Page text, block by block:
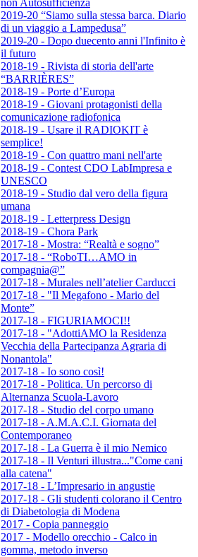
non Autosufficienza
2019-20 “Siamo sulla stessa barca. Diario
di un viaggio a Lampedusa”
2019-20 - Dopo duecento anni l'Infinito è
il futuro
2018-19 - Rivista di storia dell'arte
“BARRIÈRES”
2018-19 - Porte d’Europa
2018-19 - Giovani protagonisti della
comunicazione radiofonica
2018-19 - Usare il RADIOKIT è
semplice!
2018-19 - Con quattro mani nell'arte
2018-19 - Contest CDO LabImpresa e
UNESCO
2018-19 - Studio dal vero della figura
umana
2018-19 - Letterpress Design
2018-19 - Chora Park
2017-18 - Mostra: “Realtà e sogno”
2017-18 - “RoboTI…AMO in
compagnia@”
2017-18 - Murales nell’atelier Carducci
2017-18 - "Il Megafono - Mario del
Monte”
2017-18 - FIGURIAMOCI!!
2017-18 - "AdottiAMO la Residenza
Vecchia della Partecipanza Agraria di
Nonantola"
2017-18 - Io sono così!
2017-18 - Politica. Un percorso di
Alternanza Scuola-Lavoro
2017-18 - Studio del corpo umano
2017-18 - A.M.A.C.I. Giornata del
Contemporaneo
2017-18 - La Guerra è il mio Nemico
2017-18 - Il Venturi illustra..."Come cani
alla catena"
2017-18 - L’Impresario in angustie
2017-18 - Gli studenti colorano il Centro
di Diabetologia di Modena
2017 - Copia panneggio
2017 - Modello orecchio - Calco in
gomma, metodo inverso